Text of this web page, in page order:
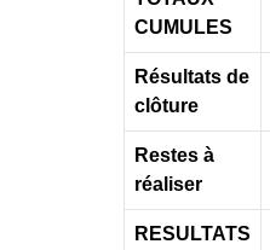
CUMULES
Résultats de
clôture
Restes à
réaliser
RESULTATS